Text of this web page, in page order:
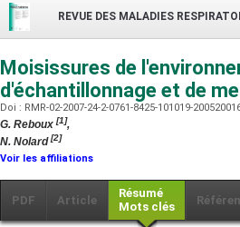
REVUE DES MALADIES
Moisissures de
d'échantillonnage et de
Doi : RMR-02-2007-24-2-0761-8425-101019-
G. Reboux [1],
N. Nolard[2]
Voir les affiliations
PDF Article
Résumé
Mots clés